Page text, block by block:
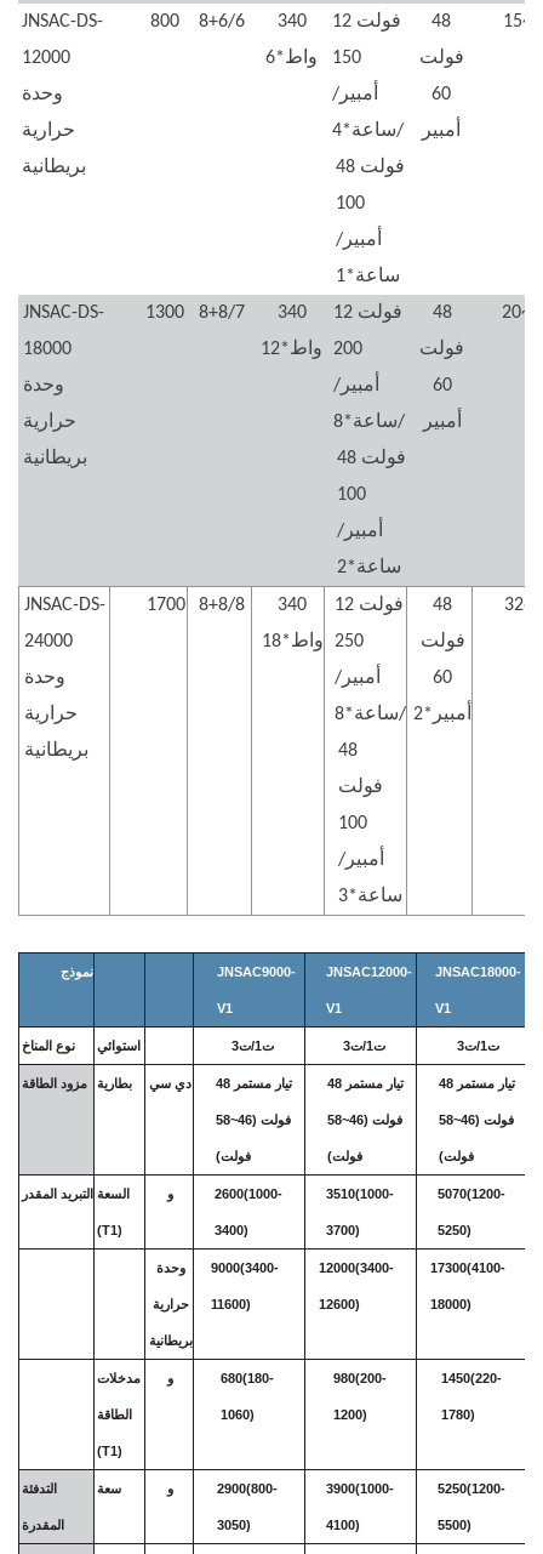
JNSAC-DS-
12000
وحدة
حرارية
بريطانية
800 8+6/6
340
واط*6
12 فولت
150
أمبير/
ساعة*4/
48 فولت
100
أمبير/
ساعة*1
48
فولت
60
أمبير
JNSAC-DS-
18000
وحدة
حرارية
بريطانية
1300 8+8/7
340
واط*12
12 فولت
200
أمبير/
ساعة*8/
48 فولت
100
أمبير/
ساعة*2
48
فولت
60
أمبير
JNSAC-DS-
24000
وحدة
حرارية
بريطانية
1700 8+8/8
340
واط*18
12 فولت
250
أمبير/
ساعة*8/
48
فولت
100
أمبير/
ساعة*3
48
فولت
60
أمبير*2
نموذج JNSAC9000-
V1
JNSAC12000-
V1
JNSAC18000-
V1
نوع المناخ استوائي ت1/ت3 ت1/ت3 ت1/ت3
مزود الطاقة بطارية دي سي تيار مستمر 48
فولت (46~58
فولت)
تيار مستمر 48
فولت (46~58
فولت)
تيار مستمر 48
فولت (46~58
فولت)
التبريد المقدر السعة
(T1)
و 2600(1000-
3400)
3510(1000-
3700)
5070(1200-
5250)
وحدة
حرارية
بريطانية
9000(3400-
11600)
12000(3400-
12600)
17300(4100-
18000)
مدخلات
الطاقة
(T1)
و 680(180-
1060)
980(200-
1200)
1450(220-
1780)
التدفئة
المقدرة
سعة و 2900(800-
3050)
3900(1000-
4100)
5250(1200-
5500)